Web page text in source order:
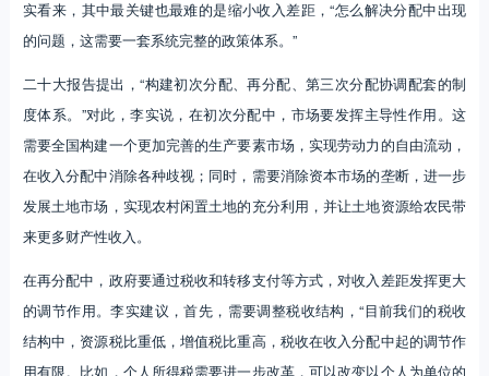
实看来，其中最关键也最难的是缩小收入差距，“怎么解决分配中出现
的问题，这需要一套系统完整的政策体系。”
二十大报告提出，“构建初次分配、再分配、第三次分配协调配套的制
度体系。”对此，李实说，在初次分配中，市场要发挥主导性作用。这
需要全国构建一个更加完善的生产要素市场，实现劳动力的自由流动，
在收入分配中消除各种歧视；同时，需要消除资本市场的垄断，进一步
发展土地市场，实现农村闲置土地的充分利用，并让土地资源给农民带
来更多财产性收入。
在再分配中，政府要通过税收和转移支付等方式，对收入差距发挥更大
的调节作用。李实建议，首先，需要调整税收结构，“目前我们的税收
结构中，资源税比重低，增值税比重高，税收在收入分配中起的调节作
用有限。比如，个人所得税需要进一步改革，可以改变以个人为单位的